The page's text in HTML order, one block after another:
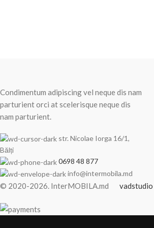
Condimentum adipiscing vel neque dis nam
parturient orci at scelerisque neque dis
nam parturient.
str. Nicolae Iorga 16/1,
Bălți
0698 48 877
info@intermobila.md
© 2020-2026. InterMOBILA.md vadstudio